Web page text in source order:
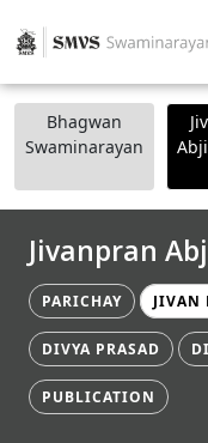
Bhagwan
Swaminarayan
Jivanpran
PARICHAY JIVAN
DIVYA PRASAD
PUBLICATION